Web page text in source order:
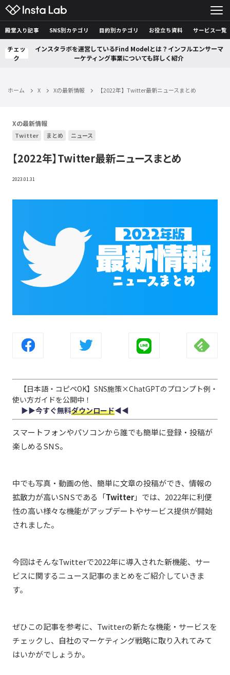
殿堂入り記事 SNS別カテゴリ 目的別カテゴリ お役立ち資料 サービス一覧
チェッ
ク
インスタラボを運営しているFind Modelとは？インフルエンサーマ
ーケティング事業についても詳しく紹介
ホーム X Xの最新情報 【2022年】Twitter最新ニュースまとめ
Xの最新情報
Twitter まとめ ニュース
【2022年】Twitter最新ニュースまとめ
2023.01.31
【日本語・コピペOK】SNS施策×ChatGPTのプロンプト例・
使い方ガイドを公開中！
▶︎▶︎今すぐ無料ダウンロード◀︎◀︎
スマートフォンやパソコンから誰でも簡単に登録・投稿が
楽しめるSNS。
中でも写真・動画の他、簡単に文章の投稿ができ、情報の
拡散力が高いSNSである「Twitter」では、2022年に利便
性の高い様々な機能がアップデートやサービス提供が開始
されました。
今回はそんなTwitterで2022年に導入された新機能、サー
ビスに関するニュース記事のまとめをご紹介していきま
す。
ぜひこの記事を参考に、Twitterの新たな機能・サービスを
チェックし、自社のマーケティング戦略に取り入れてみて
はいかがでしょうか。